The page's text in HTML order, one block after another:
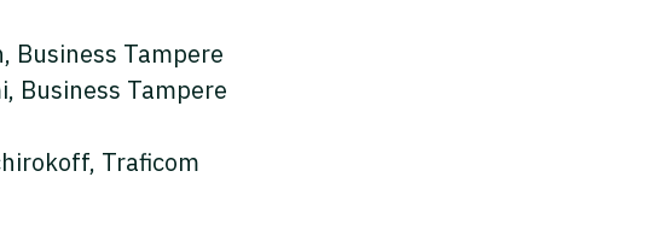
Business Tampere
Business Tampere
Traficom